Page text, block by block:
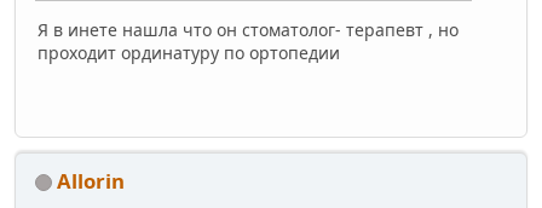
Я в инете нашла что он стоматолог- терапевт , но
проходит ординатуру по ортопедии
Allorin